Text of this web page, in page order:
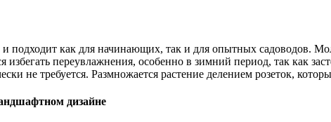
подходит как для начинающих, так и для опытных садоводов.
избегать переувлажнения, особенно в зимний период, так как
не требуется. Размножается растение делением розеток,
дизайне